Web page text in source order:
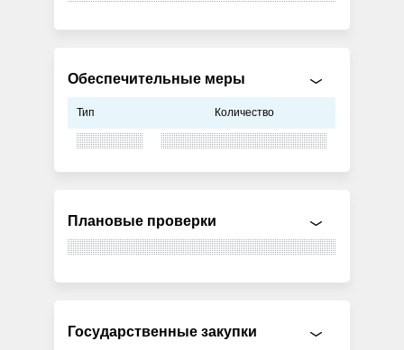
Обеспечительные меры
Тип Количество
Плановые проверки
Государственные закупки